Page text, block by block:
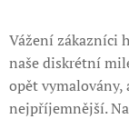
Vážení zákazníci
naše diskrétní
opět vymalovány,
nejpříjemnější.